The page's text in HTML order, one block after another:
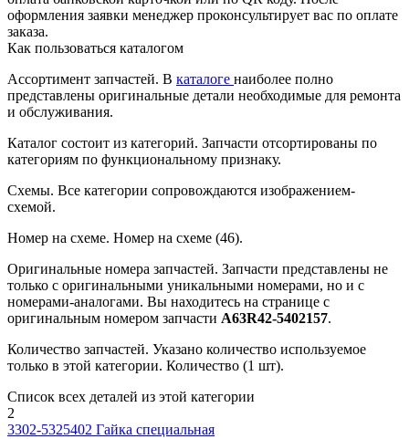
оформления заявки менеджер проконсультирует вас по оплате
заказа.
Как пользоваться каталогом
Ассортимент запчастей. В каталоге наиболее полно
представлены оригинальные детали необходимые для ремонта
и обслуживания.
Каталог состоит из категорий. Запчасти отсортированы по
категориям по функциональному признаку.
Схемы. Все категории сопровождаются изображением-
схемой.
Номер на схеме. Номер на схеме (46).
Оригинальные номера запчастей. Запчасти представлены не
только с оригинальными уникальными номерами, но и с
номерами-аналогами. Вы находитесь на странице с
оригинальным номером запчасти А63R42-5402157.
Количество запчастей. Указано количество используемое
только в этой категории. Количество (1 шт).
Список всех деталей из этой категории
2
3302-5325402 Гайка специальная